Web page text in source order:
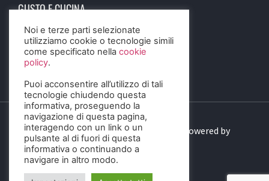
GUSTO E CUCINA
SCIENZA E SALUTE
STORIA E CULTURA
© 2023 Birra Informa. All Rights Reserved. Powered by
DIGITALSENSE
Noi e terze parti selezionate
utilizziamo cookie o tecnologie simili
come specificato nella cookie
policy.
Puoi acconsentire all’utilizzo di tali
tecnologie chiudendo questa
informativa, proseguendo la
navigazione di questa pagina,
interagendo con un link o un
pulsante al di fuori di questa
informativa o continuando a
navigare in altro modo.